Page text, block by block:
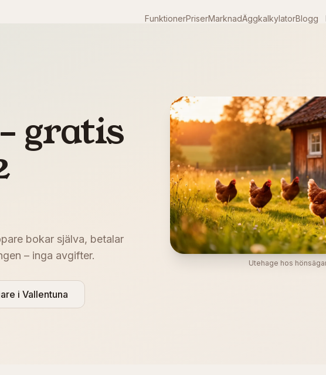
FunktionerPriserMarknadÄggkalkylatorBlogg
gratis
bokar själva, betalar
– inga avgifter.
i Vallentuna
Utehage hos